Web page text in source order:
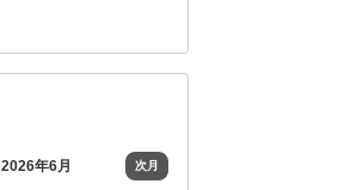
2026年6月 次月